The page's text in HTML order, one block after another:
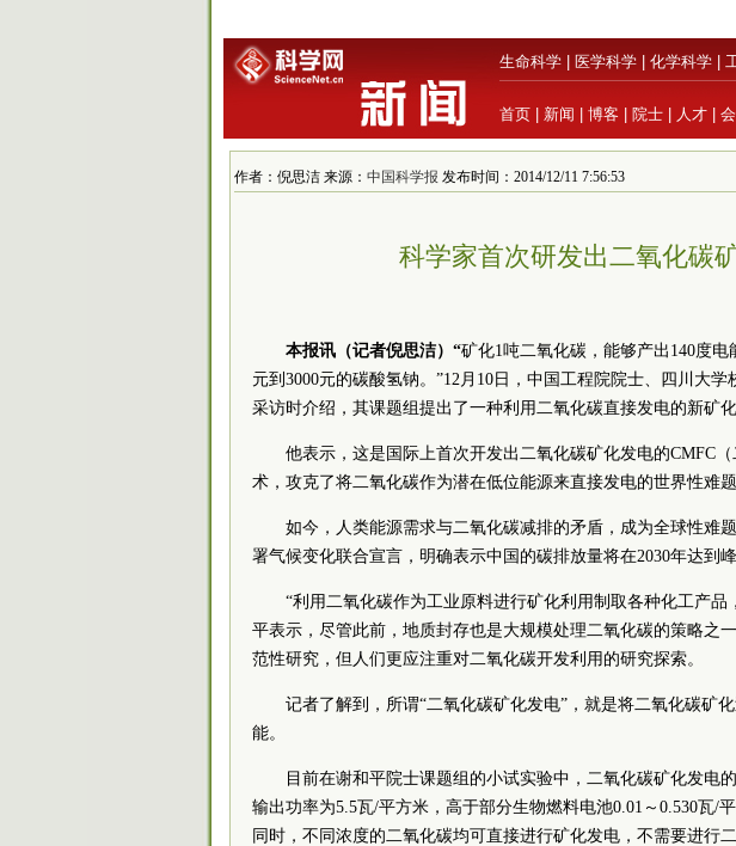
生命科学 医学科学 化学科学
首页 新闻 博客 院士 人才
作者：倪思洁 来源： 中国科学报 发布时间：2014/12/11 7:56:53
科学家首次研发出二氧化碳
本报讯（记者倪思洁）“矿化1吨二氧化碳，能够产出140度
元到3000元的碳酸氢钠。”12月10日，中国工程院院士、四川大
采访时介绍，其课题组提出了一种利用二氧化碳直接发电的新矿化
他表示，这是国际上首次开发出二氧化碳矿化发电的CMFC
术，攻克了将二氧化碳作为潜在低位能源来直接发电的世界性难题
如今，人类能源需求与二氧化碳减排的矛盾，成为全球性难
署气候变化联合宣言，明确表示中国的碳排放量将在2030年达到峰
“利用二氧化碳作为工业原料进行矿化利用制取各种化工产品
平表示，尽管此前，地质封存也是大规模处理二氧化碳的策略之
范性研究，但人们更应注重对二氧化碳开发利用的研究探索。
记者了解到，所谓“二氧化碳矿化发电”，就是将二氧化碳矿
能。
目前在谢和平院士课题组的小试实验中，二氧化碳矿化发电
输出功率为5.5瓦/平方米，高于部分生物燃料电池0.01～0.530瓦/
同时，不同浓度的二氧化碳均可直接进行矿化发电，不需要进行